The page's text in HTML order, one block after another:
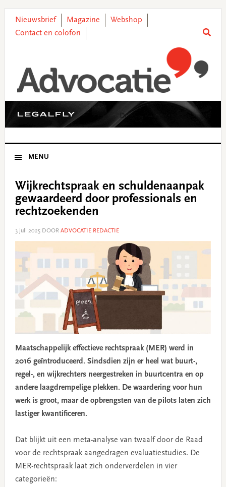
primary
main
primary
footer
Nieuwsbrief Magazine
Webshop
Contact en colofon
MENU
Wijkrechtspraak en schuldenaanpak
gewaardeerd door professionals en
rechtzoekenden
3 juli 2025DOOR ADVOCATIE REDACTIE
Maatschappelijk effectieve rechtspraak (MER) werd in
2016 geïntroduceerd. Sindsdien zijn er heel wat buurt-,
regel-, en wijkrechters neergestreken in buurtcentra en op
andere laagdrempelige plekken. De waardering voor hun
werk is groot, maar de opbrengsten van de pilots laten zich
lastiger kwantificeren.
Dat blijkt uit een meta-analyse van twaalf door de Raad
voor de rechtspraak aangedragen evaluatiestudies. De
MER-rechtspraak laat zich onderverdelen in vier
categorieën: